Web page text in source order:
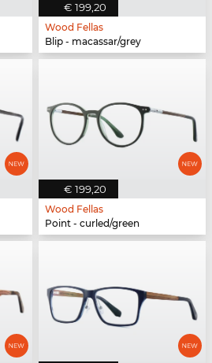
€ 199,20
Wood Fellas
Blip - macassar/grey
€ 199,20
Wood Fellas
Point - curled/green